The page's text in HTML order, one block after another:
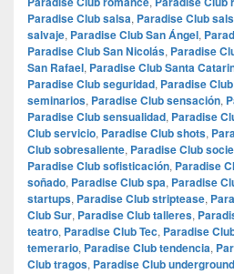
Paradise Club salsa, Paradise Club
salvaje, Paradise Club San Ángel,
Paradise Club San Nicolás, Paradise
San Rafael, Paradise Club Santa
Paradise Club seguridad, Paradise
seminarios, Paradise Club sensación,
Paradise Club sensualidad, Paradise
Club servicio, Paradise Club shots,
Club sobresaliente, Paradise Club
Paradise Club sofisticación, Paradise
soñado, Paradise Club spa, Paradise
startups, Paradise Club striptease,
Club Sur, Paradise Club talleres,
teatro, Paradise Club Tec, Paradise
temerario, Paradise Club tendencia,
Club tragos, Paradise Club underground